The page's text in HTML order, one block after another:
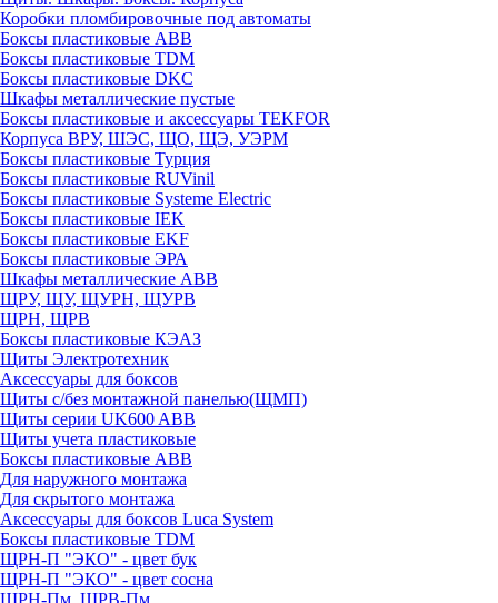
Коробки пломбировочные под автоматы
Боксы пластиковые ABB
Боксы пластиковые TDM
Боксы пластиковые DKC
Шкафы металлические пустые
Боксы пластиковые и аксессуары TEKFOR
Корпуса ВРУ, ШЭС, ЩО, ЩЭ, УЭРМ
Боксы пластиковые Турция
Боксы пластиковые RUVinil
Боксы пластиковые Systeme Electric
Боксы пластиковые IEK
Боксы пластиковые EKF
Боксы пластиковые ЭРА
Шкафы металлические ABB
ЩРУ, ЩУ, ЩУРН, ЩУРВ
ЩРН, ЩРВ
Боксы пластиковые КЭАЗ
Щиты Электротехник
Аксессуары для боксов
Щиты с/без монтажной панелью(ЩМП)
Щиты серии UK600 ABB
Щиты учета пластиковые
Боксы пластиковые ABB
Для наружного монтажа
Для скрытого монтажа
Аксессуары для боксов Luca System
Боксы пластиковые TDM
ЩРН-П "ЭКО" - цвет бук
ЩРН-П "ЭКО" - цвет сосна
ЩРН-Пм, ЩРВ-Пм